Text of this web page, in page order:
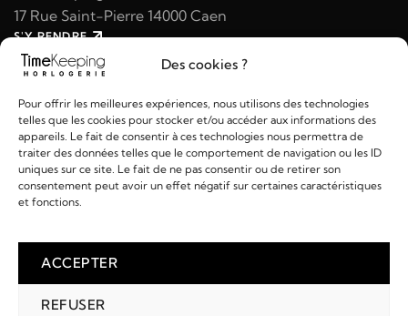
Des cookies ?
Pour offrir les meilleures expériences, nous utilisons des technologies
telles que les cookies pour stocker et/ou accéder aux informations des
appareils. Le fait de consentir à ces technologies nous permettra de
traiter des données telles que le comportement de navigation ou les ID
uniques sur ce site. Le fait de ne pas consentir ou de retirer son
consentement peut avoir un effet négatif sur certaines caractéristiques
et fonctions.
ACCEPTER
REFUSER
17 Rue Saint-Pierre 14000 Caen
S'Y RENDRE
02 31 47 49 97
contact@timekeeping.fr
Liens utiles
2026 © TIMEKEEPING - Réalisé par